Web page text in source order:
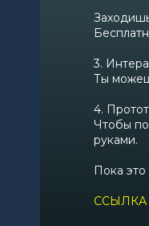
3.
Ты
4.
Чтобы
руками.
Пока
ССЫЛКА